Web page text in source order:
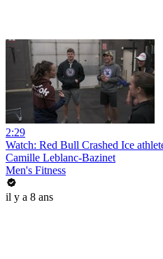
2:29
Watch: Red Bull Crashed Ice
Camille Leblanc-Bazinet
Men's Fitness
il y a 8 ans